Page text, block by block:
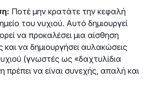
Ποτέ μην κρατάτε την κεφαλή
του νυχιού. Αυτό δημιουργεί
να προκαλέσει μια αίσθηση
να δημιουργήσει αυλακώσεις
(γνωστές ως «δαχτυλίδια
πρέπει να είναι συνεχής, απαλή και